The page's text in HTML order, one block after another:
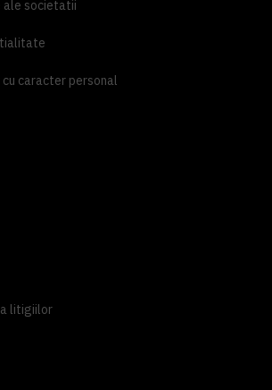
ale societatii
caracter personal
litigiilor